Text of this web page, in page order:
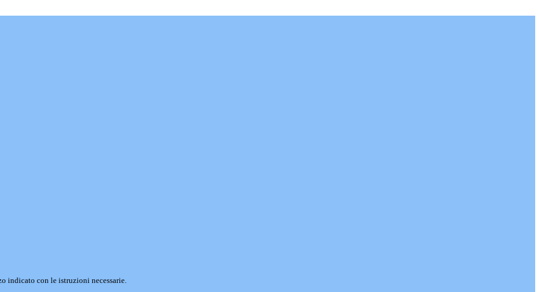
indicato con le istruzioni necessarie.